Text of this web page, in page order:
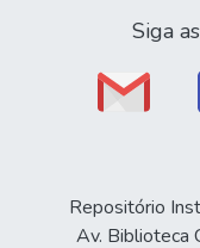
Siga
Repositório
Av. Biblioteca